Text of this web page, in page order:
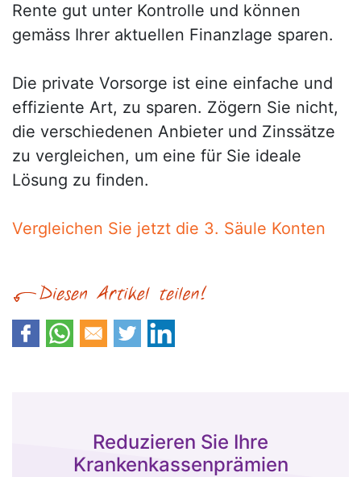
Rente gut unter Kontrolle und können
gemäss Ihrer aktuellen Finanzlage sparen.
Die private Vorsorge ist eine einfache und
effiziente Art, zu sparen. Zögern Sie nicht,
die verschiedenen Anbieter und Zinssätze
zu vergleichen, um eine für Sie ideale
Lösung zu finden.
Vergleichen Sie jetzt die 3. Säule Konten
Reduzieren Sie Ihre
Krankenkassenprämien